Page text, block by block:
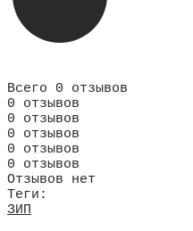
Всего 0 отзывов
0 отзывов
0 отзывов
0 отзывов
0 отзывов
0 отзывов
Отзывов нет
Теги:
ЗИП